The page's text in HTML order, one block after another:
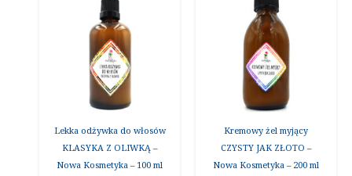
Lekka odżywka do włosów
KLASYKA Z OLIWKĄ –
Nowa Kosmetyka – 100 ml
Kremowy żel myjący
CZYSTY JAK ZŁOTO –
Nowa Kosmetyka – 200 ml